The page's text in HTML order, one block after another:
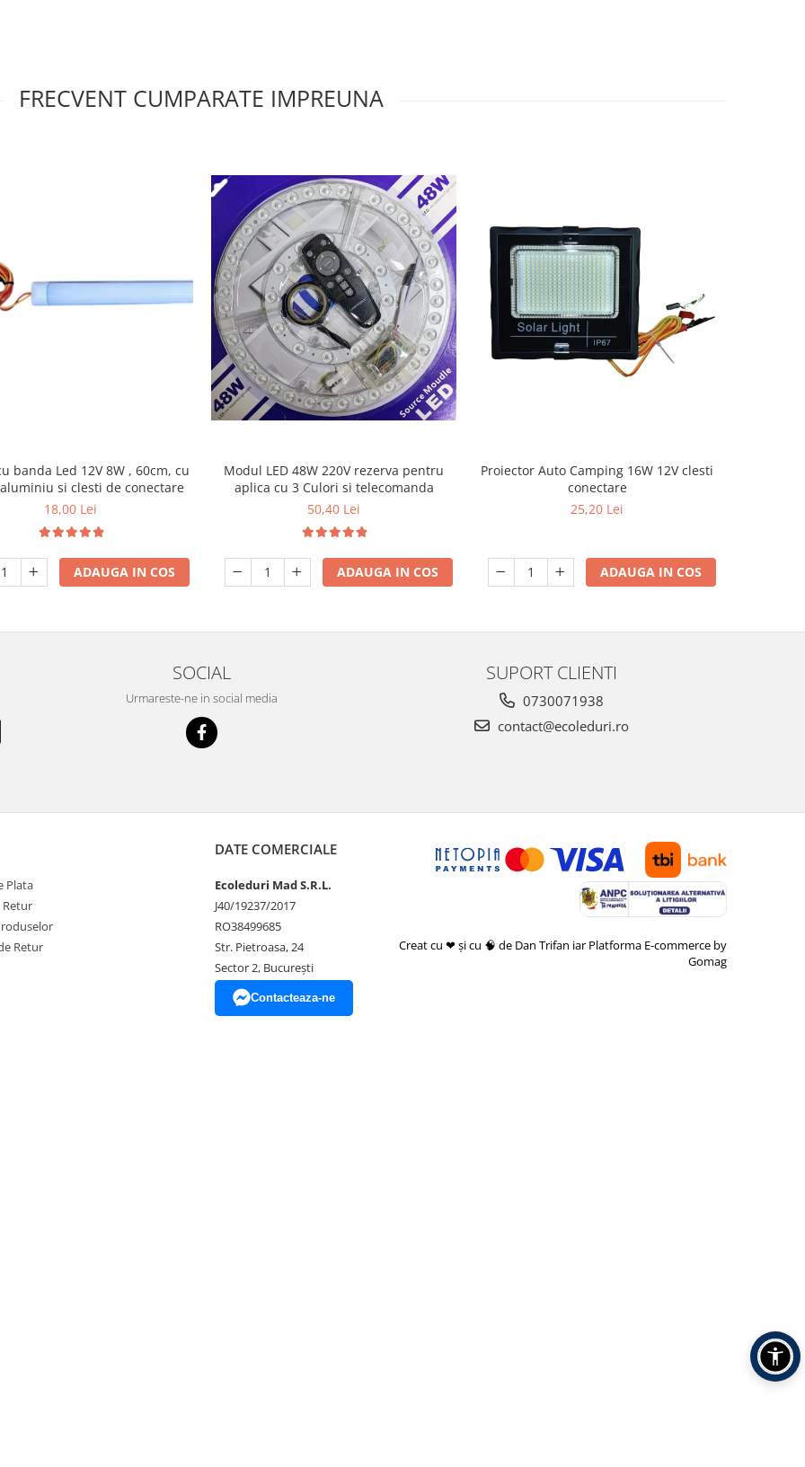
FRECVENT CUMPARATE IMPREUNA
banda Led 12V 8W , 60cm, cu
si clesti de conectare
18,00 Lei
ADAUGA IN COS
Modul LED 48W 220V rezerva pentru
aplica cu 3 Culori si telecomanda
50,40 Lei
ADAUGA IN COS
Proiector Auto Camping 16W 12V clesti
conectare
25,20 Lei
ADAUGA IN COS
SOCIAL
Urmareste-ne in social media
SUPORT CLIENTI
0730071938
contact@ecoleduri.ro
Plata
Retur
Retur
DATE COMERCIALE
Ecoleduri Mad S.R.L.
J40/19237/2017
RO38499685
Str. Pietroasa, 24
Sector 2, București
Contacteaza-ne
Creat cu ❤ și cu 🧠 de Dan Trifan iar Platforma E-commerce by
Gomag